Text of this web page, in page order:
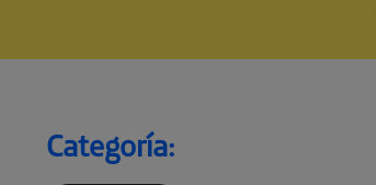
Categoría: